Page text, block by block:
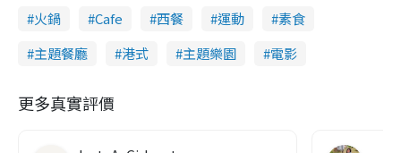
火鍋 Cafe 西餐 運動
素食
主題餐廳
港式 主題樂園 電影
更多真實評價